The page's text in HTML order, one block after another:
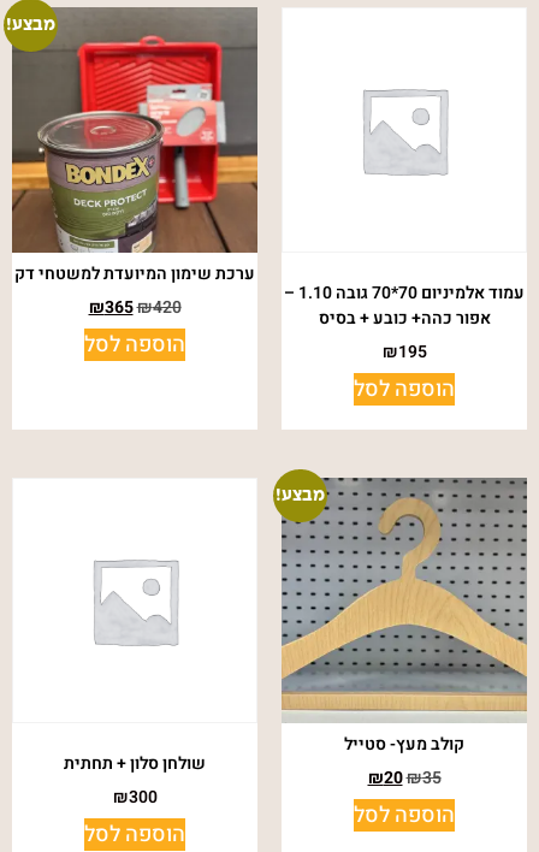
עמוד אלמיניום 70*70 גובה 1.10 –
אפור כהה+ כובע + בסיס
₪195
הוספה לסל
מבצע!
ערכת שימון המיועדת למשטחי דק
₪420
₪365
הוספה לסל
מבצע!
קולב מעץ- סטייל
₪35
₪20
הוספה לסל
שולחן סלון + תחתית
₪300
הוספה לסל